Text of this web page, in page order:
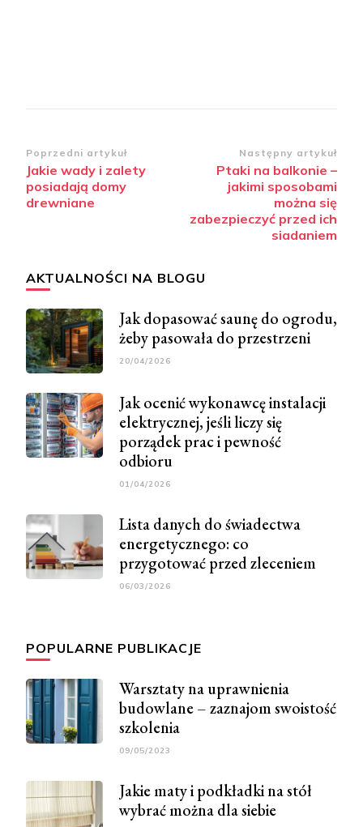
Zobacz
wpisy
Poprzedni artykuł
Jakie wady i zalety
posiadają domy
drewniane
Następny artykuł
Ptaki na balkonie –
jakimi sposobami
można się
zabezpieczyć przed ich
siadaniem
AKTUALNOŚCI NA BLOGU
Jak dopasować saunę do ogrodu,
żeby pasowała do przestrzeni
20/04/2026
Jak ocenić wykonawcę instalacji
elektrycznej, jeśli liczy się
porządek prac i pewność
odbioru
01/04/2026
Lista danych do świadectwa
energetycznego: co
przygotować przed zleceniem
06/03/2026
POPULARNE PUBLIKACJE
Warsztaty na uprawnienia
budowlane – zaznajom swoistość
szkolenia
09/05/2023
Jakie maty i podkładki na stół
wybrać można dla siebie